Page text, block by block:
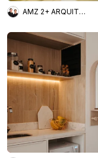
AMZ 2+ ARQUITETURA